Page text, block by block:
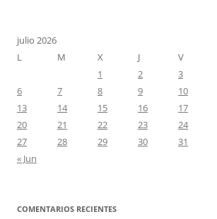
julio 2026
L
M X J V
1
2 3
6
7 8 9 10
13
14 15 16 17
20
21 22 23 24
27
28 29 30
31
« Jun
COMENTARIOS RECIENTES